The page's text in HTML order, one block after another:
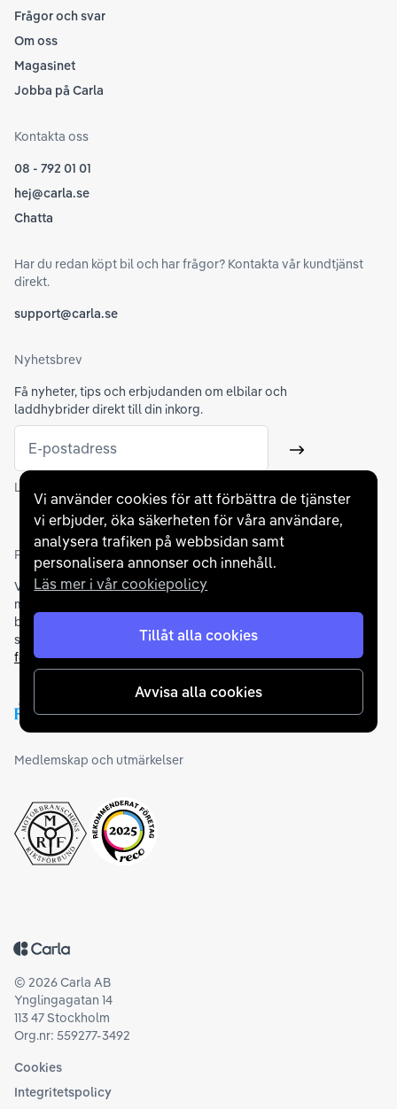
Vi använder cookies för att förbättra de tjänster
vi erbjuder, öka säkerheten för våra användare,
analysera trafiken på webbsidan samt
personalisera annonser och innehåll.
Läs mer i vår cookiepolicy
Tillåt alla cookies
Avvisa alla cookies
Frågor och svar
Om oss
Magasinet
Jobba på Carla
Kontakta oss
08 - 792 01 01
hej@carla.se
Chatta
Har du redan köpt bil och har frågor? Kontakta vår kundtjänst
direkt.
support@carla.se
Nyhetsbrev
Få nyheter, tips och erbjudanden om elbilar och
laddhybrider direkt till din inkorg.
E-postadress Skicka
Läs mer om hur Carla hanterar
Partners och betallösningar
Vi samarbetar medflertalet banker
möjliga finansieringslösning och stödjer en rad olika
betalningsmetoder. För att du ska känna dig trygg vid ditt köp
samarbetar vi med Folksam och AutoConcept gällande
försäkringar och garantier.
Medlemskap och utmärkelser
Tillbaka till startsidan
© 2026Carla AB
Ynglingagatan 14
113 47 Stockholm
Org.nr: 559277-3492
Cookies
Integritetspolicy